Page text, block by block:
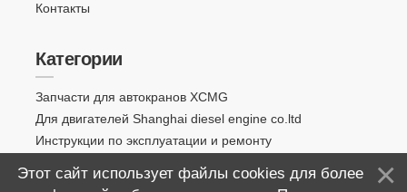
Контакты
Категории
Запчасти для автокранов XCMG
Для двигателей Shanghai diesel engine co.ltd
Инструкции по эксплуатации и ремонту
Этот сайт использует файлы cookies для более